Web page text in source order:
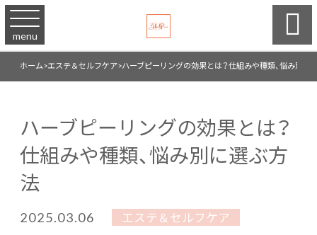
menu 
ホーム>エステ＆セルフケア>ハーブピーリングの効果とは？仕組みや種類、悩み別に
ハーブピーリングの効果とは？
仕組みや種類、悩み別に選ぶ方
法
2025.03.06 エステ＆セルフケア